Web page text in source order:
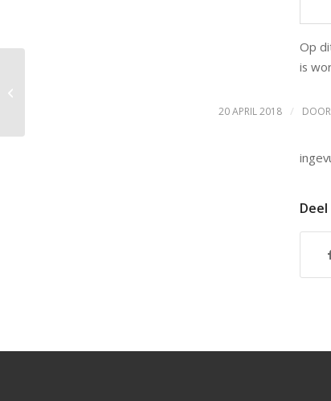
Op
is
20 APRIL 2018 / DOOR